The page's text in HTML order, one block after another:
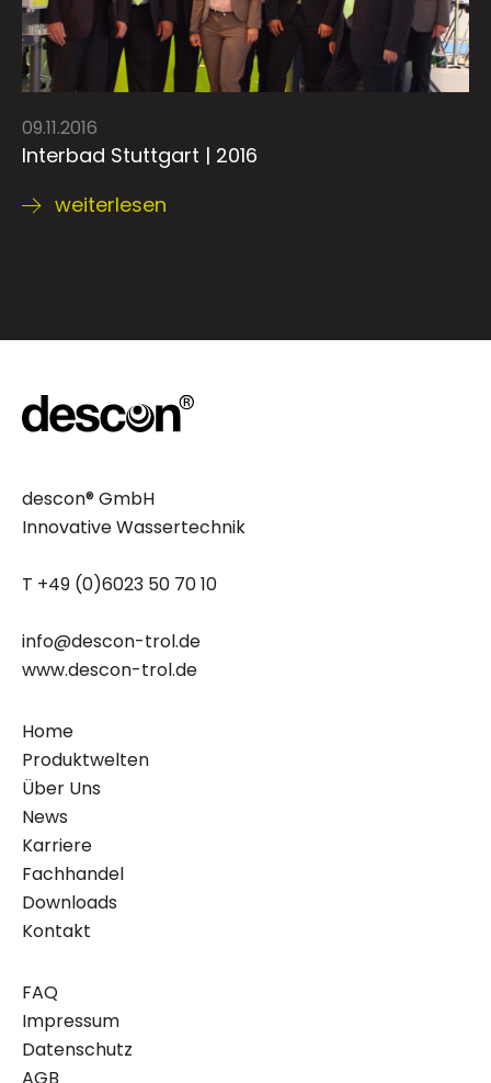
09.11.2016
Interbad Stuttgart | 2016
weiterlesen
descon® GmbH
Innovative Wassertechnik
T +49 (0)6023 50 70 10
info@descon-trol.de
www.descon-trol.de
Home
Produktwelten
Über Uns
News
Karriere
Fachhandel
Downloads
Kontakt
FAQ
Impressum
Datenschutz
AGB